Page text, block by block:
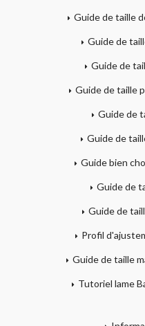
Guide de taille
Guide de
Guide de
Guide de taille
Guide de
Guide de
Guide bien
Guide de
Guide de
Profil
Guide de taille
Tutoriel lame